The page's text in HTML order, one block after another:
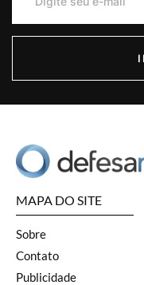
MAPA DO SITE
Sobre
Contato
Publicidade